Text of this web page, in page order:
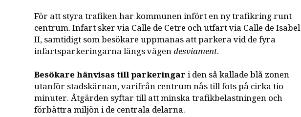
För att styra trafiken har kommunen infört en ny trafikring runt
centrum. Infart sker via Calle de Cetre och utfart via Calle de Isabel
II, samtidigt som besökare uppmanas att parkera vid de fyra
infartsparkeringarna längs vägendesviament.
Besökare hänvisas till parkeringar i den så kallade blå zonen
utanför stadskärnan, varifrån centrum nås till fots på cirka tio
minuter. Åtgärden syftar till att minska trafikbelastningen och
förbättra miljön i de centrala delarna.